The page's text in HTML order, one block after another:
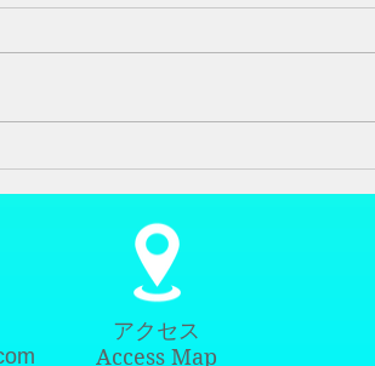
回の腰の痛みの方は半年前に見
にゴルフに行かれたみたいです
ていたみたいですが...
アクセス
Access Map